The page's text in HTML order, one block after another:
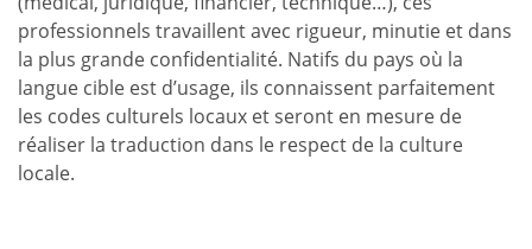
professionnels travaillent avec rigueur, minutie et dans
la plus grande confidentialité. Natifs du pays où la
langue cible est d’usage, ils connaissent parfaitement
les codes culturels locaux et seront en mesure de
réaliser la traduction dans le respect de la culture
locale.